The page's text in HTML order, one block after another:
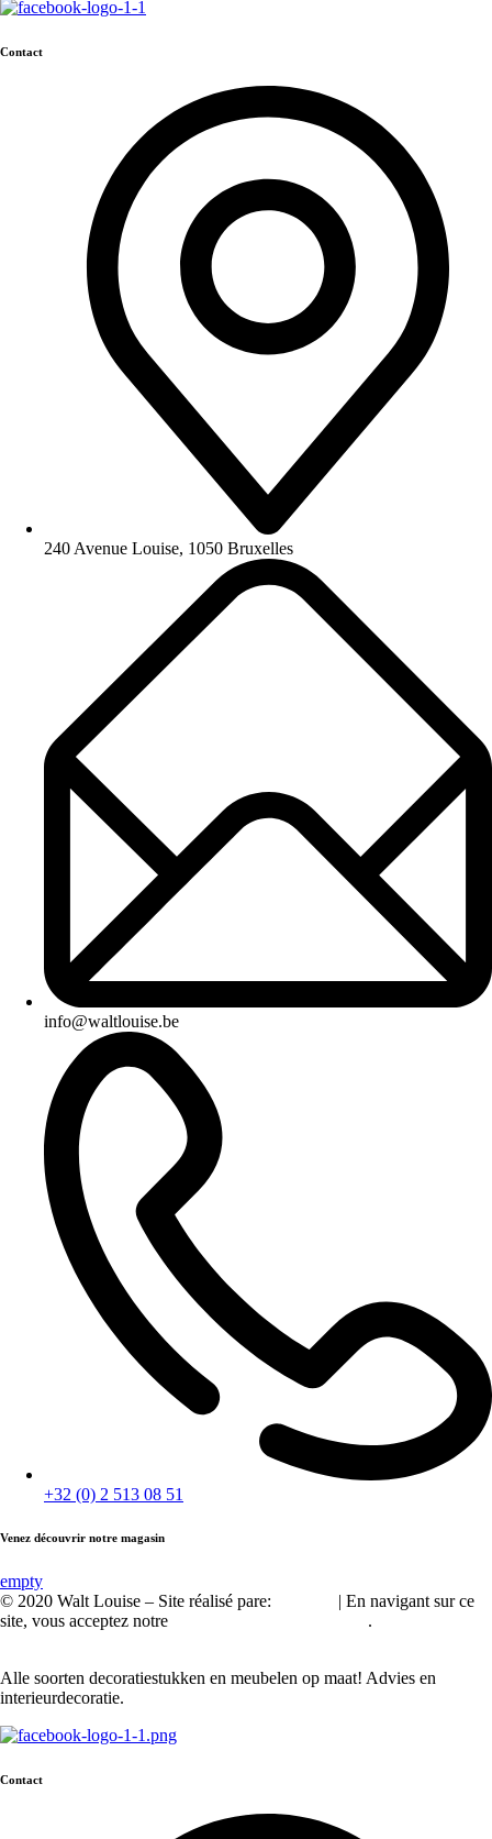
Contact
240 Avenue Louise, 1050 Bruxelles
info@waltlouise.be
+32 (0) 2 513 08 51
Venez découvrir notre magasin
empty
© 2020 Walt Louise – Site réalisé pare:
| En navigant sur ce
site, vous acceptez notre
.
Alle soorten decoratiestukken en meubelen op maat! Advies en
interieurdecoratie.
Contact